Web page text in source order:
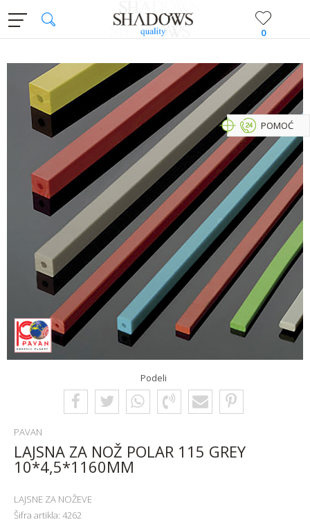
0
Podeli
PAVAN
LAJSNA ZA NOŽ POLAR 115 GREY
10*4,5*1160MM
LAJSNE ZA NOŽEVE
Šifra artikla: 4262
POMOĆ